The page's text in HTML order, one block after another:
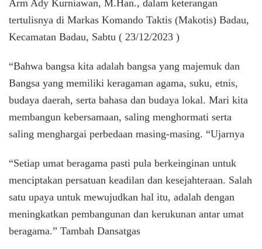
Arm Ady Kurniawan, M.Han., dalam keterangan
tertulisnya di Markas Komando Taktis (Makotis) Badau,
Kecamatan Badau, Sabtu ( 23/12/2023 )
“Bahwa bangsa kita adalah bangsa yang majemuk dan
Bangsa yang memiliki keragaman agama, suku, etnis,
budaya daerah, serta bahasa dan budaya lokal. Mari kita
membangun kebersamaan, saling menghormati serta
saling menghargai perbedaan masing-masing. “Ujarnya
“Setiap umat beragama pasti pula berkeinginan untuk
menciptakan persatuan keadilan dan kesejahteraan. Salah
satu upaya untuk mewujudkan hal itu, adalah dengan
meningkatkan pembangunan dan kerukunan antar umat
beragama.” Tambah Dansatgas